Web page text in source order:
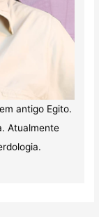
antigo Egito.
Atualmente